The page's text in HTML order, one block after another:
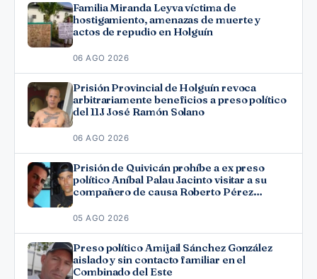
Familia Miranda Leyva víctima de
hostigamiento, amenazas de muerte y
actos de repudio en Holguín
06 AGO 2026
Prisión Provincial de Holguín revoca
arbitrariamente beneficios a preso político
del 11J José Ramón Solano
06 AGO 2026
Prisión de Quivicán prohíbe a ex preso
político Aníbal Palau Jacinto visitar a su
compañero de causa Roberto Pérez
05 AGO 2026
Preso político Amijail Sánchez González
aislado y sin contacto familiar en el
Combinado del Este